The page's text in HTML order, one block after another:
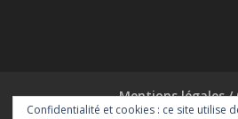
Mentions légales /
Confidentialité et cookies : ce site utilise